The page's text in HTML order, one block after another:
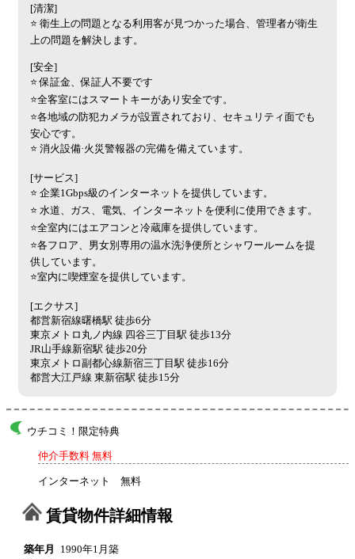
[清潔]
⭐ 衛生上の問題となる利用客が見つかった場合、管理者が衛生
上の問題を解決します。
[安全]
⭐ 保証金、保証人不要です
⭐全客室にはスマートキーがあり安全です。
⭐各地域の防犯カメラが設置されており、セキュリティ面でも
安心です。
⭐ 消火設備·火災警報器の完備を備えています。
[サービス]
⭐ 企業1Gbps級のインターネットを提供しています。
⭐ 水道、ガス、電気、インターネットを便利に使用できます。
⭐全室内にはエアコンと冷蔵庫を提供しています。
⭐各フロア、男女別専用の温水洗浄便所とシャワールームを提
供しています。
⭐室内に喫煙室を提供しています。
[エクサス]
都営新宿線曙橋駅 徒歩6分
東京メトロ丸ノ内線 四谷三丁目駅 徒歩13分
JR山手線新宿駅 徒歩20分
東京メトロ副都心線新宿三丁目駅 徒歩16分
都営大江戸線 東新宿駅 徒歩15分
ウチコミ！限定特典
仲介手数料 無料
インターネット 無料
賃貸物件詳細情報
築年月
1990年1月築